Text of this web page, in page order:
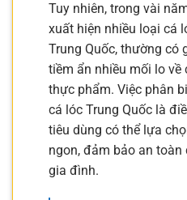
Tuy nhiên, trong vài
xuất hiện nhiều loại cá
Trung Quốc, thường có
tiềm ẩn nhiều mối lo
thực phẩm. Việc phân
cá lóc Trung Quốc là
tiêu dùng có thể lựa
ngon, đảm bảo an toàn
gia đình.